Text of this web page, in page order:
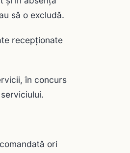
să o excludă.
recepţionate
în concurs
ori